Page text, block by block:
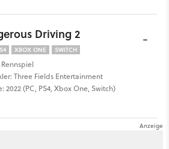
Driving 2
XBOX ONE SWITCH
Three Fields Entertainment
2022 (PC, PS4, Xbox One, Switch)
-